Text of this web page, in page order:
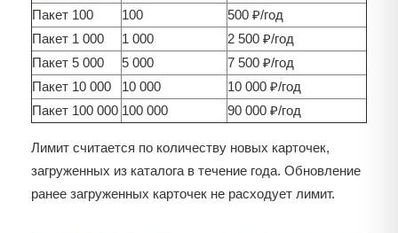
Пакет 100
100
500 ₽/год
Пакет 1 000
1 000
2 500 ₽/год
Пакет 5 000
5 000
7 500 ₽/год
Пакет 10 000
10 000
10 000 ₽/год
Пакет 100 000 100 000 90 000 ₽/год
Лимит считается по количеству новых карточек,
загруженных из каталога в течение года. Обновление
ранее загруженных карточек не расходует лимит.